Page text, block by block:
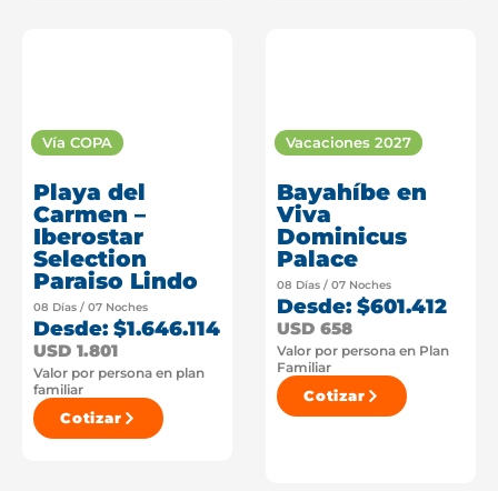
Vía COPA
Playa del
Carmen –
Iberostar
Selection
Paraiso Lindo
08 Días / 07 Noches
Desde: $1.646.114
USD 1.801
Valor por persona en plan
familiar
Cotizar
Vacaciones 2027
Bayahíbe en
Viva
Dominicus
Palace
08 Días / 07 Noches
Desde: $601.412
USD 658
Valor por persona en Plan
Familiar
Cotizar